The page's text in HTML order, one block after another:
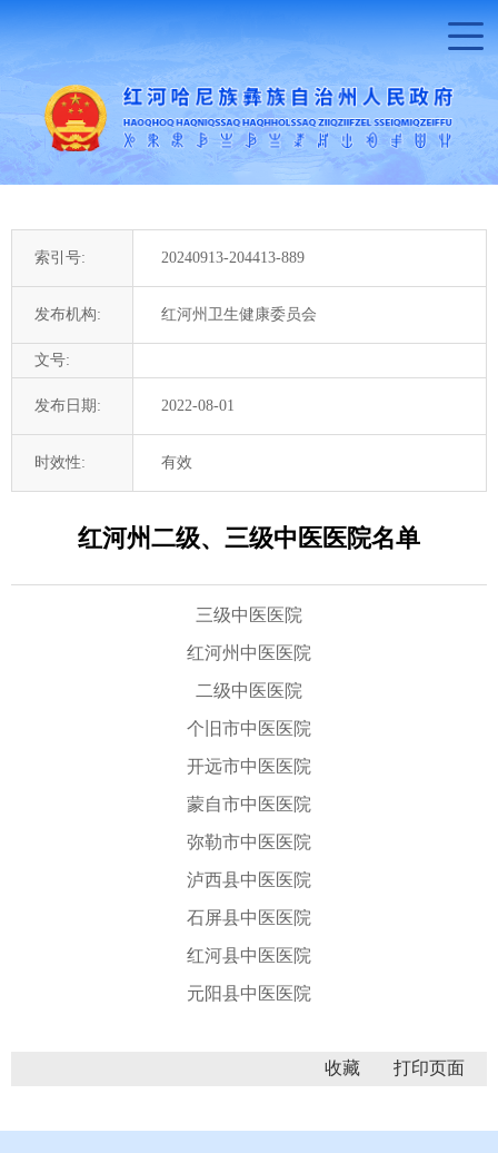
索引号: 20240913-204413-889
发布机构: 红河州卫生健康委员会
文号:
发布日期: 2022-08-01
时效性: 有效
红河州二级、三级中医医院名单
三级中医医院
红河州中医医院
二级中医医院
个旧市中医医院
开远市中医医院
蒙自市中医医院
弥勒市中医医院
泸西县中医医院
石屏县中医医院
红河县中医医院
元阳县中医医院
收藏